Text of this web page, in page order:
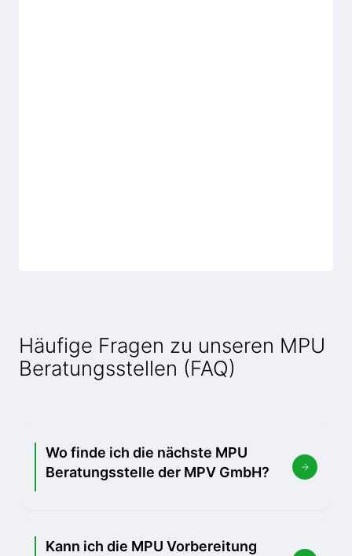
Häufige Fragen zu unseren MPU
Beratungsstellen (FAQ)
Wo finde ich die nächste MPU
Beratungsstelle der MPV GmbH?
Kann ich die MPU Vorbereitung